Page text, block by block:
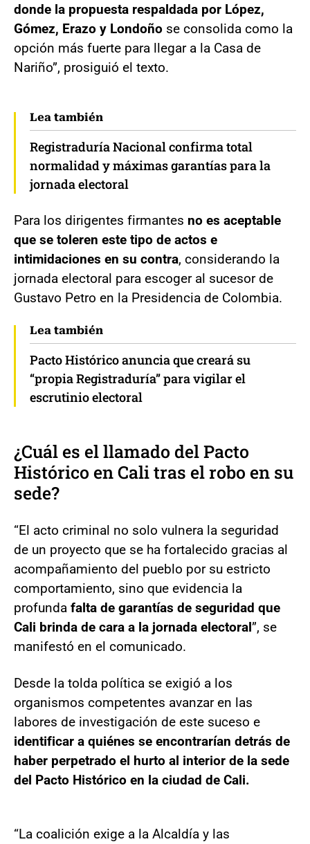
donde la propuesta respaldada por López,
Gómez, Erazo y Londoño se consolida como la
opción más fuerte para llegar a la Casa de
Nariño”, prosiguió el texto.
Lea también
Registraduría Nacional confirma total
normalidad y máximas garantías para la
jornada electoral
Para los dirigentes firmantes no es aceptable
que se toleren este tipo de actos e
intimidaciones en su contra, considerando la
jornada electoral para escoger al sucesor de
Gustavo Petro en la Presidencia de Colombia.
Lea también
Pacto Histórico anuncia que creará su
“propia Registraduría” para vigilar el
escrutinio electoral
¿Cuál es el llamado del Pacto
Histórico en Cali tras el robo en su
sede?
“El acto criminal no solo vulnera la seguridad
de un proyecto que se ha fortalecido gracias al
acompañamiento del pueblo por su estricto
comportamiento, sino que evidencia la
profunda falta de garantías de seguridad que
Cali brinda de cara a la jornada electoral”, se
manifestó en el comunicado.
Desde la tolda política se exigió a los
organismos competentes avanzar en las
labores de investigación de este suceso e
identificar a quiénes se encontrarían detrás de
haber perpetrado el hurto al interior de la sede
del Pacto Histórico en la ciudad de Cali.
“La coalición exige a la Alcaldía y las